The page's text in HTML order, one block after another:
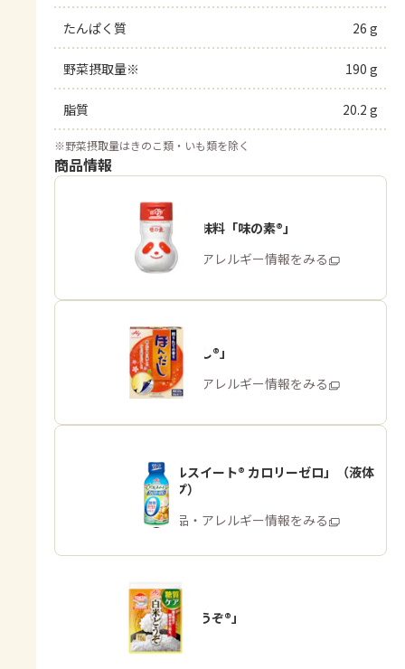
たんぱく質 26 g
野菜摂取量※ 190 g
脂質 20.2 g
※野菜摂取量はきのこ類・いも類を除く
商品情報
うま味調味料「味の素®」
商品・アレルギー情報をみる
「ほんだし®」
商品・アレルギー情報をみる
「パルスイート® カロリーゼロ」（液体
タイプ）
商品・アレルギー情報をみる
「白米どうぞ®」